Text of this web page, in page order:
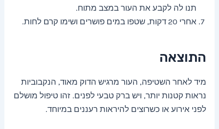
תנו לה לקבע את העור במצב מתוח.
אחרי 20 דקות, שטפו במים פושרים ושימו קרם לחות.
התוצאה
מיד לאחר השטיפה, העור מרגיש הדוק מאוד, הנקבוביות
נראות קטנות יותר, ויש ברק טבעי לפנים. זהו טיפול מושלם
לפני אירוע או כשרוצים להיראות רעננים במיוחד.